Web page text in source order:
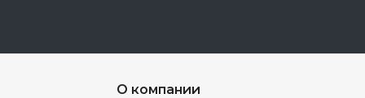
О компании